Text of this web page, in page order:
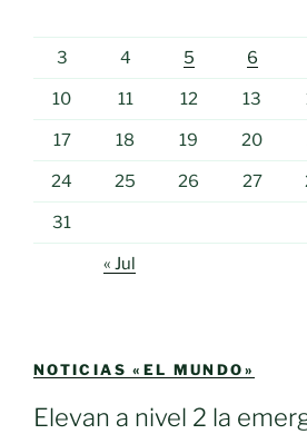
3 4 5 6
10 11 12 13
17 18 19 20
24 25 26 27
31
« Jul
NOTICIAS «EL MUNDO»
Elevan a nivel 2 la